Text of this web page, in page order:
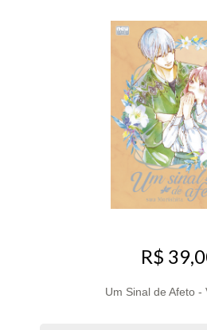
R$
Um Sinal de Afeto -